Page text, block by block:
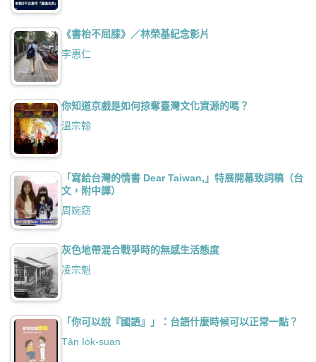
《書枱不屈膝》／林榮基紀念影片
李惠仁
你知道京戲是如何掠奪臺灣文化資源的嗎？
溫宗翰
「寫給台灣的情書 Dear Taiwan,」特展開幕致詞稿（台
文，附中譯）
周婉窈
灰色地帶混合戰爭時的無感生活態度
凌宗魁
「你可以說『國語』」：台語什麼時候可以正常一點？
Tân Io̍k-suan